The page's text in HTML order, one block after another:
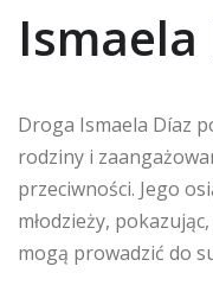
Ismaela
Droga Ismaela Díaz
rodziny i
przeciwności. Jego
młodzieży,
mogą prowadzić do